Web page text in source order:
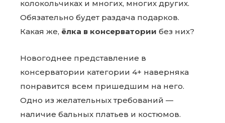
колокольчиках и многих, многих других.
Обязательно будет раздача подарков.
Какая же, ёлка в консерватории без них?
Новогоднее представление в
консерватории категории 4+ наверняка
понравится всем пришедшим на него.
Одно из желательных требований —
наличие бальных платьев и костюмов.